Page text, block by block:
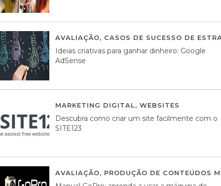
AVALIAÇÃO, CASOS DE SUCESSO DE
Ideias criativas para ganhar dinheiro: Google
AdSense
MARKETING DIGITAL, WEBSITES
Descubra como criar um site facilmente com o
SITE123
AVALIAÇÃO, PRODUÇÃO DE CONTEÚDOS